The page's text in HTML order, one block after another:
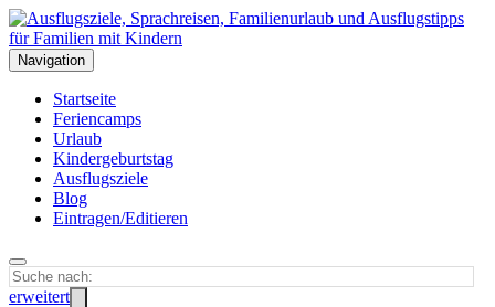
Navigation
Startseite
Feriencamps
Urlaub
Kindergeburtstag
Ausflugsziele
Blog
Eintragen/Editieren
erweitert